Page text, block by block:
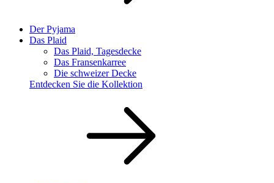
Der Pyjama
Das Plaid
Das Plaid, Tagesdecke
Das Fransenkarree
Die schweizer Decke
Entdecken Sie die Kollektion